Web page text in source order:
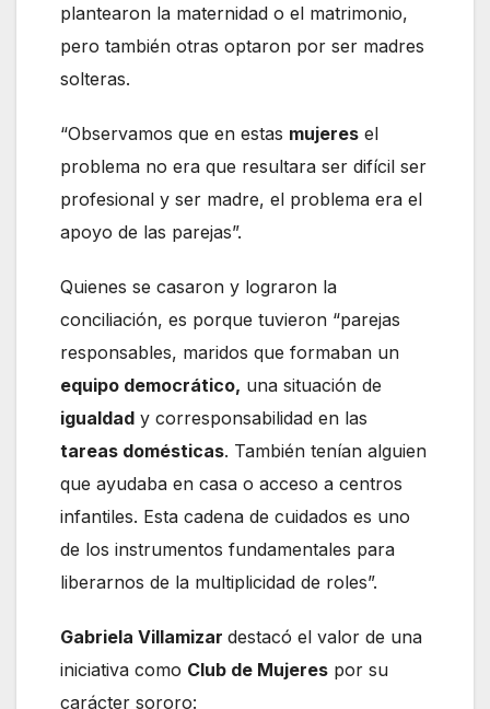
plantearon la maternidad o el matrimonio,
pero también otras optaron por ser madres
solteras.
“Observamos que en estas mujeres el
problema no era que resultara ser difícil ser
profesional y ser madre, el problema era el
apoyo de las parejas”.
Quienes se casaron y lograron la
conciliación, es porque tuvieron “parejas
responsables, maridos que formaban un
equipo democrático, una situación de
igualdad y corresponsabilidad en las
tareas domésticas. También tenían alguien
que ayudaba en casa o acceso a centros
infantiles. Esta cadena de cuidados es uno
de los instrumentos fundamentales para
liberarnos de la multiplicidad de roles”.
Gabriela Villamizar destacó el valor de una
iniciativa como Club de Mujeres por su
carácter sororo: